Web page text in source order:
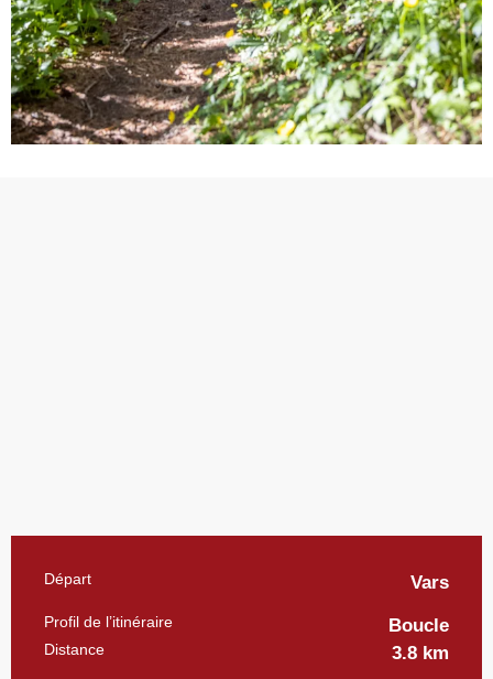
Informations pratiques
Départ Vars
Profil de l’itinéraire Boucle
Distance 3.8 km